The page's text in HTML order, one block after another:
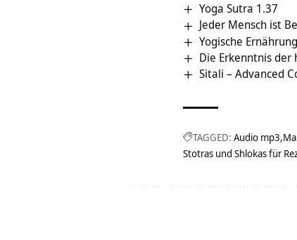
Yoga Sutra 1.37
Jeder Mensch ist
Yogische Ernährung
Die Erkenntnis der
Sitali – Advanced
TAGGED: Audio mp3
Stotras und Shlokas für